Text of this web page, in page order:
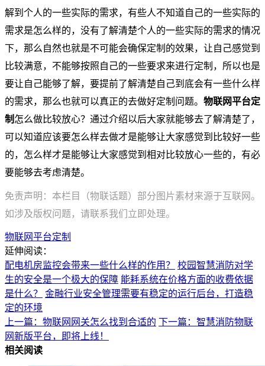
解到个人的一些实际的需求，有些人不知道自己的一些实际的
需求是怎么样的，没有了解清楚个人的一些实际的需求的情况
下，那么自然也就是不可能会确保定制的效果，让自己感觉到
比较满意，不能够按照自己的一些要求来进行定制，所以也是
要让自己能够了解，要提前了解清楚自己到底会有一些什么样
的需求，那么也就可以真正的去做好定制问题。 物联网平台定
制 怎么做比较放心？通过介绍以后大家就能够去了解清楚了，
可以知道应该要怎么样去做才是能够让大家感觉到比较好一些
的，怎么样才是能够让大家感觉到相对比较放心一些的，有必
要能够去考虑清楚。
免责声明：本栏目（物联话题）部分图片素材来源于互联网。
如涉及版权问题，请联系我们立即处理。
物联网平台定制
延伸阅读：
配电机房监控会带来一些什么样的作用？
校园智慧消防对学
生的安全是一个极大的保障 能耗系统在价格方面的收费依据
是什么？
金融行业安全管理需要有稳定的运行后台，打造稳
定的环境
上一篇：物联网网关怎么找到合适的 下一篇：智慧消防物联
网新版平台，即将上线！
相关阅读